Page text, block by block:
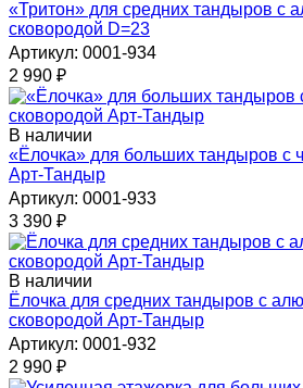
«Тритон» для средних тандыров с
сковородой D=23
Артикул: 0001-934
2 990 ₽
В наличии
«Ёлочка» для больших тандыров с
Арт-Тандыр
Артикул: 0001-933
3 390 ₽
В наличии
Ёлочка для средних тандыров с
сковородой Арт-Тандыр
Артикул: 0001-932
2 990 ₽